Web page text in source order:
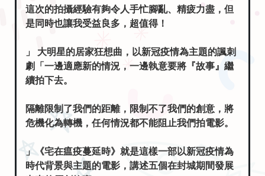
這次的拍攝經驗有夠令人手忙腳亂、精疲力盡，但
是同時也讓我受益良多，超值得！
」 大明星的居家狂想曲，以新冠疫情為主題的諷刺
劇「一邊適應新的情況，一邊執意要將『故事』繼
續拍下去。
隔離限制了我們的距離，限制不了我們的創意，將
危機化為轉機，任何情況都不能阻止我們拍電影。
」《宅在瘟疫蔓延時》就是這樣一部以新冠疫情為
時代背景與主題的電影，講述五個在封城期間發展